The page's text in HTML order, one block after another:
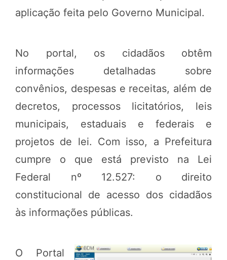
aplicação feita pelo Governo Municipal.
No portal, os cidadãos obtêm
informações detalhadas sobre
convênios, despesas e receitas, além de
decretos, processos licitatórios, leis
municipais, estaduais e federais e
projetos de lei. Com isso, a Prefeitura
cumpre o que está previsto na Lei
Federal nº 12.527: o direito
constitucional de acesso dos cidadãos
às informações públicas.
O Portal